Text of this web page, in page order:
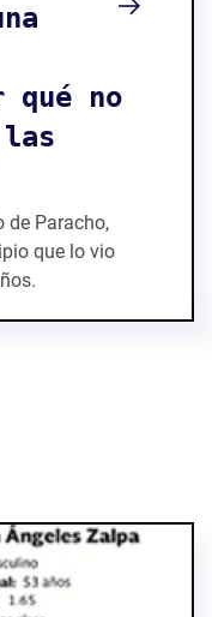
qué no
de Paracho,
que lo vio